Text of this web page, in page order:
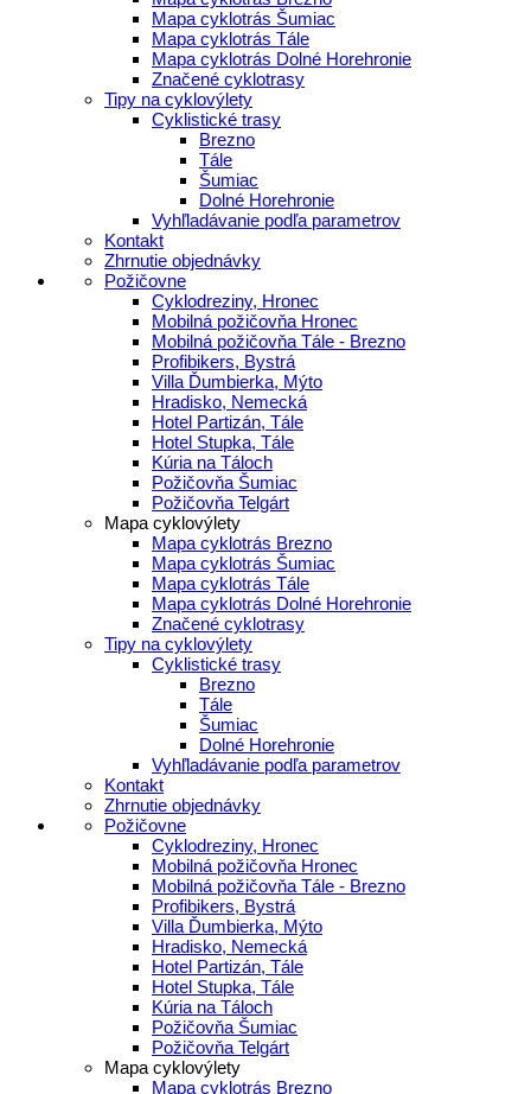
Mapa cyklotrás Šumiac
Mapa cyklotrás Tále
Mapa cyklotrás Dolné Horehronie
Značené cyklotrasy
Tipy na cyklovýlety
Cyklistické trasy
Brezno
Tále
Šumiac
Dolné Horehronie
Vyhľladávanie podľa parametrov
Kontakt
Zhrnutie objednávky
Požičovne
Cyklodreziny, Hronec
Mobilná požičovňa Hronec
Mobilná požičovňa Tále - Brezno
Profibikers, Bystrá
Villa Ďumbierka, Mýto
Hradisko, Nemecká
Hotel Partizán, Tále
Hotel Stupka, Tále
Kúria na Táloch
Požičovňa Šumiac
Požičovňa Telgárt
Mapa cyklovýlety
Mapa cyklotrás Brezno
Mapa cyklotrás Šumiac
Mapa cyklotrás Tále
Mapa cyklotrás Dolné Horehronie
Značené cyklotrasy
Tipy na cyklovýlety
Cyklistické trasy
Brezno
Tále
Šumiac
Dolné Horehronie
Vyhľladávanie podľa parametrov
Kontakt
Zhrnutie objednávky
Požičovne
Cyklodreziny, Hronec
Mobilná požičovňa Hronec
Mobilná požičovňa Tále - Brezno
Profibikers, Bystrá
Villa Ďumbierka, Mýto
Hradisko, Nemecká
Hotel Partizán, Tále
Hotel Stupka, Tále
Kúria na Táloch
Požičovňa Šumiac
Požičovňa Telgárt
Mapa cyklovýlety
Mapa cyklotrás Brezno